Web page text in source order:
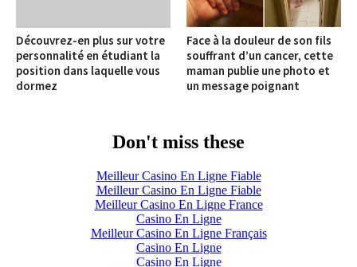
Découvrez-en plus sur votre
personnalité en étudiant la
position dans laquelle vous
dormez
Face à la douleur de son fils
souffrant d’un cancer, cette
maman publie une photo et
un message poignant
Don't miss these
Meilleur Casino En Ligne Fiable
Meilleur Casino En Ligne Fiable
Meilleur Casino En Ligne France
Casino En Ligne
Meilleur Casino En Ligne Français
Casino En Ligne
Casino En Ligne